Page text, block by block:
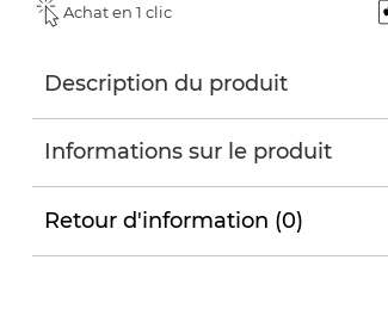
Achat en 1 clic
Description du produit
Informations sur le produit
Retour d'information (0)